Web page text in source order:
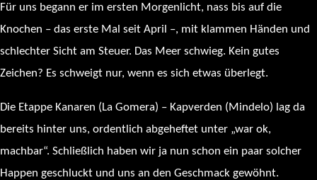
Für uns begann er im ersten Morgenlicht, nass bis auf die
Knochen – das erste Mal seit April –, mit klammen Händen und
schlechter Sicht am Steuer. Das Meer schwieg. Kein gutes
Zeichen? Es schweigt nur, wenn es sich etwas überlegt.
Die Etappe Kanaren (La Gomera) – Kapverden (Mindelo) lag da
bereits hinter uns, ordentlich abgeheftet unter „war ok,
machbar“. Schließlich haben wir ja nun schon ein paar solcher
Happen geschluckt und uns an den Geschmack gewöhnt.